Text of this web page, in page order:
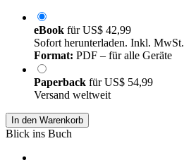
eBook fürUS$ 42,99
Sofort herunterladen. Inkl. MwSt.
Format: PDF – für alle Geräte
Paperback fürUS$ 54,99
Versand weltweit
In den Warenkorb
Blick ins Buch